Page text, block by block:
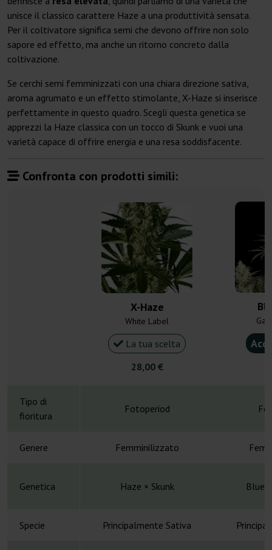
unisce il classico carattere Haze a una produttività sensata.
Per il coltivatore significa semi che devono offrire non solo
sapore ed effetto, ma anche un ritorno concreto dalla
coltivazione.
Se cerchi semi femminizzati con una chiara direzione sativa,
aroma agrumato e un effetto stimolante, X-Haze si inserisce
perfettamente in questo quadro. Scegli questa genetica se
apprezzi la Haze classica con un tocco di Skunk e vuoi una
varietà capace di offrire energia e una resa soddisfacente.
Confronta con prodotti simili:
X-Haze
White Label
La tua scelta
28,00 €
Tipo di
fioritura
Fotoperiod
Genere Femminilizzato
Genetica Haze × Skunk
Specie Principalmente Sativa